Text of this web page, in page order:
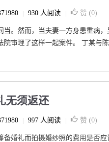
930 人阅读 赞 (0)
当。然而，当夫妻一方身患重病
审理了这样一起案件。 丁某与
无须返还
997 人阅读 赞 (0)
备婚礼而拍摄婚纱照的费用是否